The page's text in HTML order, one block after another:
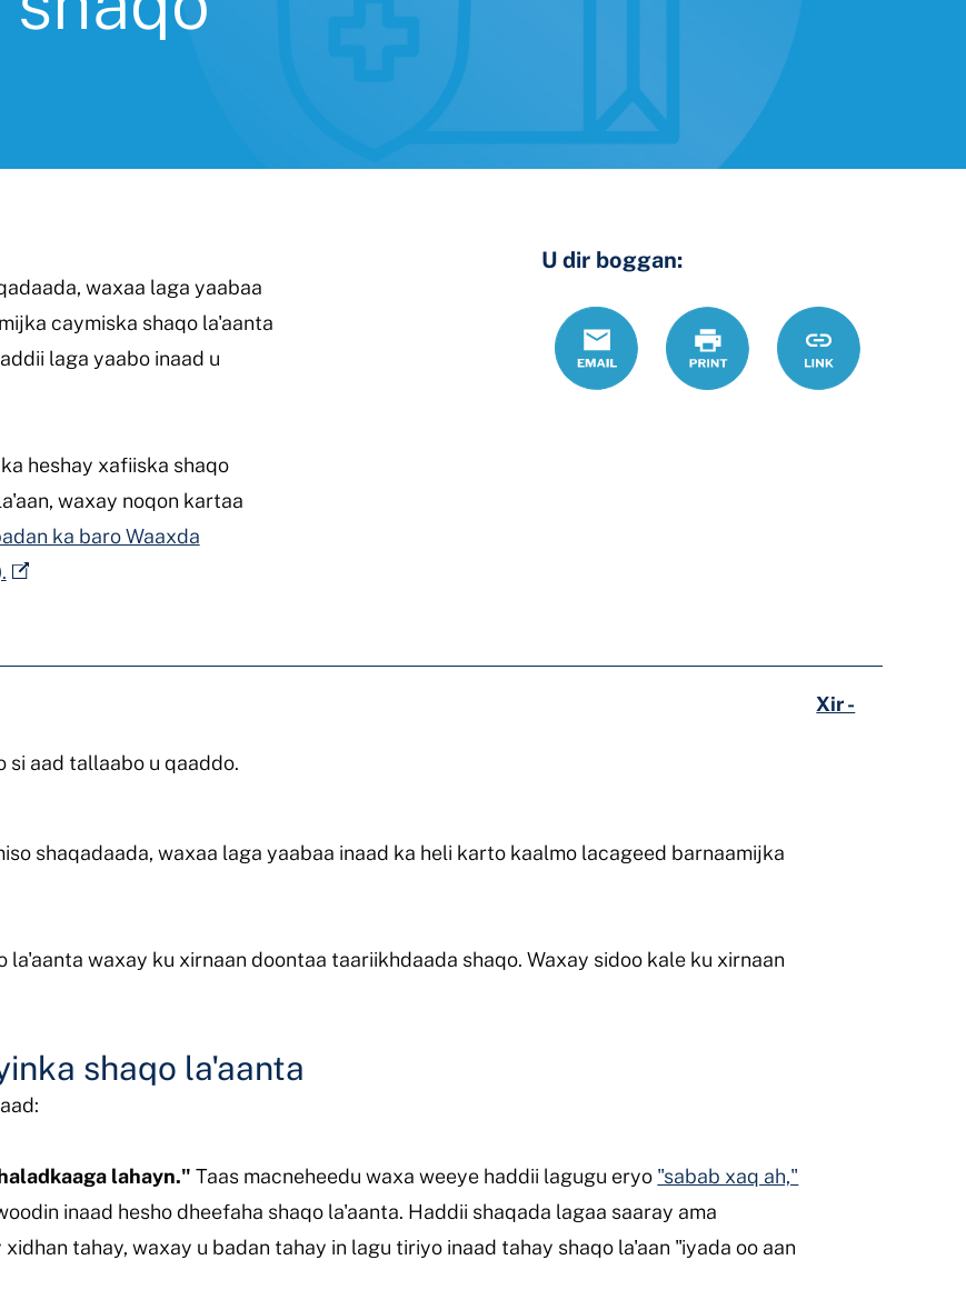
waxaa laga yaabaa
caymiska shaqo la'aanta
laga yaabo inaad u
heshay xafiiska shaqo
waxay noqon kartaa
ka baro Waaxda
U dir boggan:
Email Daabac https://
Link
si aad tallaabo u qaaddo.
Xir -
shaqadaada, waxaa laga yaabaa inaad ka heli karto kaalmo lacageed barnaamijka
waxay ku xirnaan doontaa taariikhdaada shaqo. Waxay sidoo kale ku xirnaan
shaqo la'aanta
lahayn." Taas macneheedu waxa weeye haddii lagugu eryo "sabab xaq ah,"
inaad hesho dheefaha shaqo la'aanta. Haddii shaqada lagaa saaray ama
tahay, waxay u badan tahay in lagu tiriyo inaad tahay shaqo la'aan "iyada oo aan